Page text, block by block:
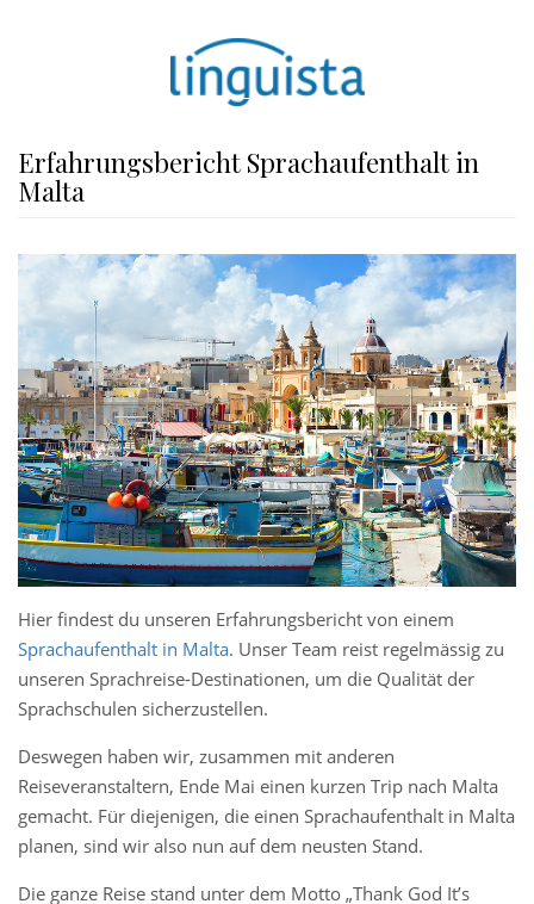
Erfahrungsbericht Sprachaufenthalt in
Malta
Hier findest du unseren Erfahrungsbericht von einem
Sprachaufenthalt in Malta. Unser Team reist regelmässig zu
unseren Sprachreise-Destinationen, um die Qualität der
Sprachschulen sicherzustellen.
Deswegen haben wir, zusammen mit anderen
Reiseveranstaltern, Ende Mai einen kurzen Trip nach Malta
gemacht. Für diejenigen, die einen Sprachaufenthalt in Malta
planen, sind wir also nun auf dem neusten Stand.
Die ganze Reise stand unter dem Motto „Thank God It’s